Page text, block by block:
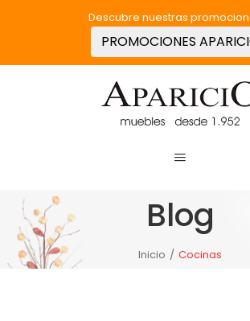
Descubre nuestras
PROMOCIONES
Blog
Inicio / Cocinas